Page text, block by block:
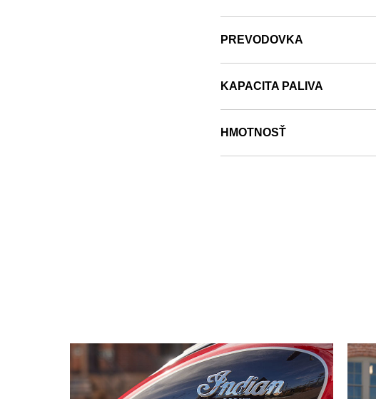
PREVODOVKA
KAPACITA PALIVA
HMOTNOSŤ